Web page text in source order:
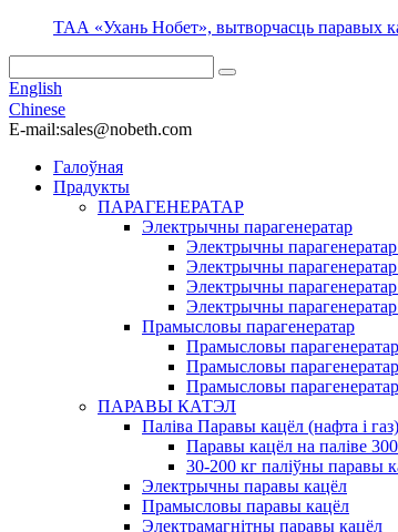
ТАА «Ухань Нобет», вытворчасць паравых
English
Chinese
E-mail:sales@nobeth.com
Галоўная
Прадукты
ПАРАГЕНЕРАТАР
Электрычны парагенератар
Электрычны
Электрычны
Электрычны
Электрычны
Прамысловы парагенератар
Прамысловы
Прамысловы
Прамысловы
ПАРАВЫ КАТЭЛ
Паліва Паравы кацёл (нафта і газ)
Паравы кацёл на паліве
30-200 кг паліўны паравы
Электрычны паравы кацёл
Прамысловы паравы кацёл
Электрамагнітны паравы кацёл